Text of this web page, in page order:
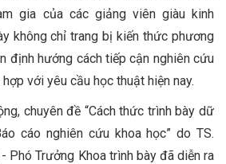
gia của các giảng viên giàu kinh
không chỉ trang bị kiến thức phương
định hướng cách tiếp cận nghiên cứu
với yêu cầu học thuật hiện nay.
chuyên đề “Cách thức trình bày dữ
cáo nghiên cứu khoa học” do TS.
Phó Trưởng Khoa trình bày đã diễn ra